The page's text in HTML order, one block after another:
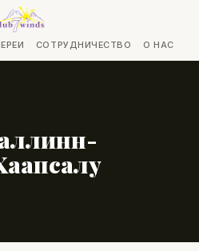
СОТРУДНИЧЕСТВО О НАС